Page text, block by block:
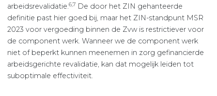
arbeidsrevalidatie.6,7 De door het ZIN gehanteerde
definitie past hier goed bij, maar het ZIN-standpunt MSR
2023 voor vergoeding binnen de Zvw is restrictiever voor
de component werk. Wanneer we de component werk
niet of beperkt kunnen meenemen in zorg gefinancierde
arbeidsgerichte revalidatie, kan dat mogelijk leiden tot
suboptimale effectiviteit.